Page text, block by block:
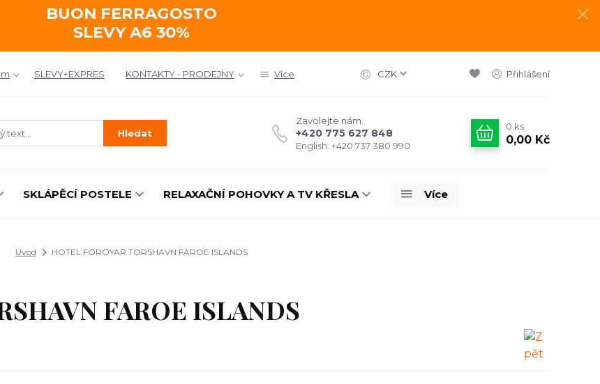
BUON FERRAGOSTO
SLEVY A6 30%
SLEVY+EXPRES KONTAKTY - PRODEJNY Více CZK Přihlášení
Hledat
Zavolejte nám.
+420 775 627 848
English: +420 737 380 990
0 ks
0,00 Kč
SKLÁPĚCÍ POSTELE RELAXAČNÍ POHOVKY A TV KŘESLA Více
Úvod HOTEL FOROYAR TORSHAVN FAROE ISLANDS
FAROE ISLANDS